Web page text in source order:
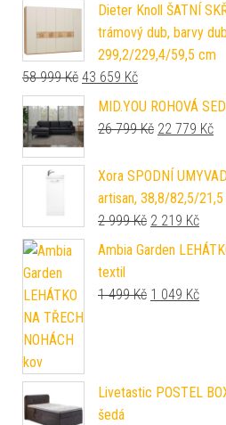
Dieter Knoll ŠATNÍ
trámový dub, barvy
299,2/229,4/59,5 cm
58 999Kč Původní cena byla: 58 999
43 659 KčAktuální cena
MID.YOU ROHOVÁ
26 799Kč Původní
22 779 Kč
Xora SPODNÍ
artisan, 38,8/82,5/
2 999Kč Původní
2 219 Kč
Ambia Garden
textil
1 499Kč Původní
1 049 Kč
Livetastic POSTEL
šedá